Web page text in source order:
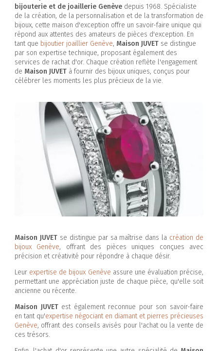
bijouterie et de joaillerie Genève depuis 1968. Spécialiste
de la création, de la personnalisation et de la transformation de
bijoux, cette maison d'exception offre un savoir-faire unique qui
répond aux attentes des amateurs de pièces d'exception. En
tant que bijoutier joaillier Genève, Maison JUVET se distingue
par son expertise technique, proposant également des
services de rachat d'or. Chaque création reflète l'engagement
de Maison JUVET à fournir des bijoux uniques, conçus pour
célébrer les moments les plus précieux de la vie.
Maison JUVETse distingue par sa maîtrise dans la création de
bijoux Genève, offrant des pièces uniques conçues avec
précision et créativité pour répondre à chaque désir.
Leur expertise de bijoux Genève assure une évaluation précise,
permettant une appréciation juste de chaque pièce, qu'elle soit
ancienne ou récente.
Maison JUVETest également reconnue pour son savoir-faire
en tant qu'expertise négociant en diamant et pierres précieuses
Genève, offrant des conseils avisés pour l'achat ou la vente de
ces trésors.